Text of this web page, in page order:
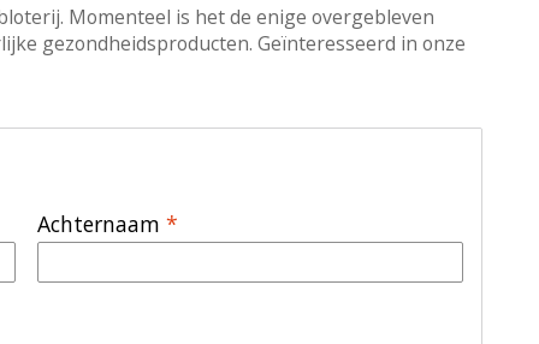
Momenteel is het de enige overgebleven
gezondheidsproducten. Geïnteresseerd in onze
Achternaam *